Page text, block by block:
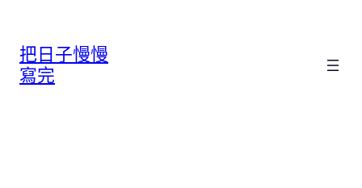
把日子慢慢
寫完